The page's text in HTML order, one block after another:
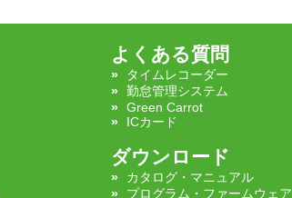
よくある質問
タイムレコーダー
勤怠管理システム
Green Carrot
ICカード
ダウンロード
カタログ・マニュアル
プログラム・ファームウェア